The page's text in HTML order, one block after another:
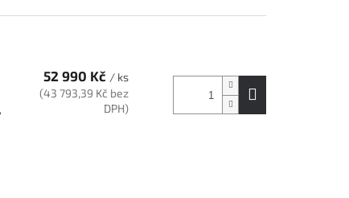
52 990 Kč / ks
(43 793,39 Kč bez
DPH)